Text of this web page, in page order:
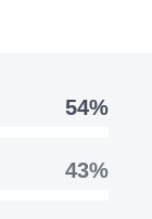
54%
43%